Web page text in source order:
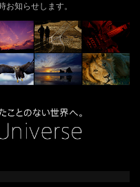
お知らせします。